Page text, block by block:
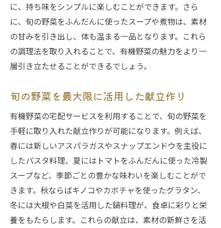
に、持ち味をシンプルに楽しむことができます。さら
に、旬の野菜をふんだんに使ったスープや煮物は、素材
の甘みを引き出し、体も温まる一品となります。これら
の調理法を取り入れることで、有機野菜の魅力をより一
層引き立たせることができるでしょう。
旬の野菜を最大限に活用した献立作り
有機野菜の宅配サービスを利用することで、旬の野菜を
手軽に取り入れた献立作りが可能になります。例えば、
春には新しいアスパラガスやスナップエンドウを主役に
したパスタ料理、夏にはトマトをふんだんに使った冷製
スープなど、季節ごとの豊かな味わいを楽しむことがで
きます。秋ならばキノコやカボチャを使ったグラタン、
冬には大根や白菜を活用した鍋料理が、食卓に彩りと栄
養をもたらします。これらの献立は、素材の新鮮さを活